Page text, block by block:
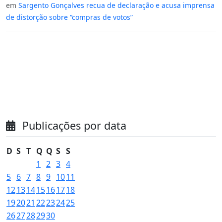
em Sargento Gonçalves recua de declaração e acusa imprensa
de distorção sobre “compras de votos”
Publicações por data
D S T Q Q S S
1
2 3 4
5 6 7 8 9 1011
12131415161718
192021 22232425
2627282930